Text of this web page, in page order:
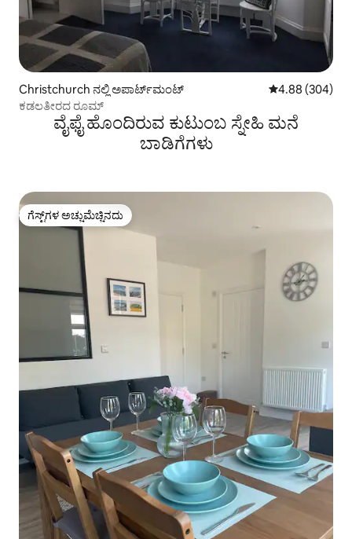
Christchurch ನಲ್ಲಿ ಅಪಾರ್ಟ್‌ಮಂಟ್ 5 ರಲ್ಲಿ 4.88
4.88 (304)
ಕಡಲತೀರದ ರೂಮ್
ವೈಫೈ ಹೊಂದಿರುವ ಕುಟುಂಬ ಸ್ನೇಹಿ ಮನೆ
ಬಾಡಿಗೆಗಳು
ಗೆಸ್ಟ್‌ಗಳ ಅಚ್ಚುಮೆಚ್ಚಿನದು
ಗೆಸ್ಟ್‌ಗಳ ಅಚ್ಚುಮೆಚ್ಚಿನದು